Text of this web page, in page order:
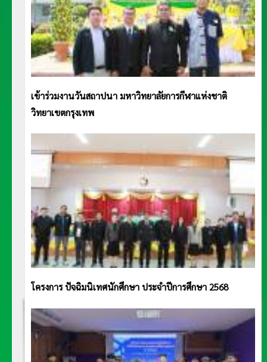
เข้าร่วมงานวันสถาปนา มหาวิทยาลัยการกีฬาแห่งชาติ
วิทยาเขตกรุงเทพ
โครงการ ปัจฉิมนิเทศนักศึกษา ประจำปีการศึกษา 2568